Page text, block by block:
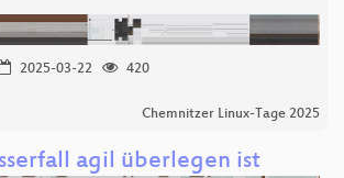
2025-03-22
420
Chemnitzer Linux-Tage 2025
agil überlegen ist